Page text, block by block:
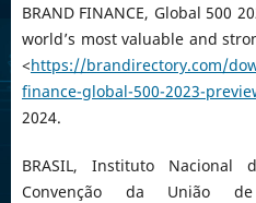
BRAND FINANCE, Global 500
world’s most valuable and
<https://brandirectory.com/
finance-global-500-2023-
2024.
BRASIL, Instituto Nacional
Convenção da União